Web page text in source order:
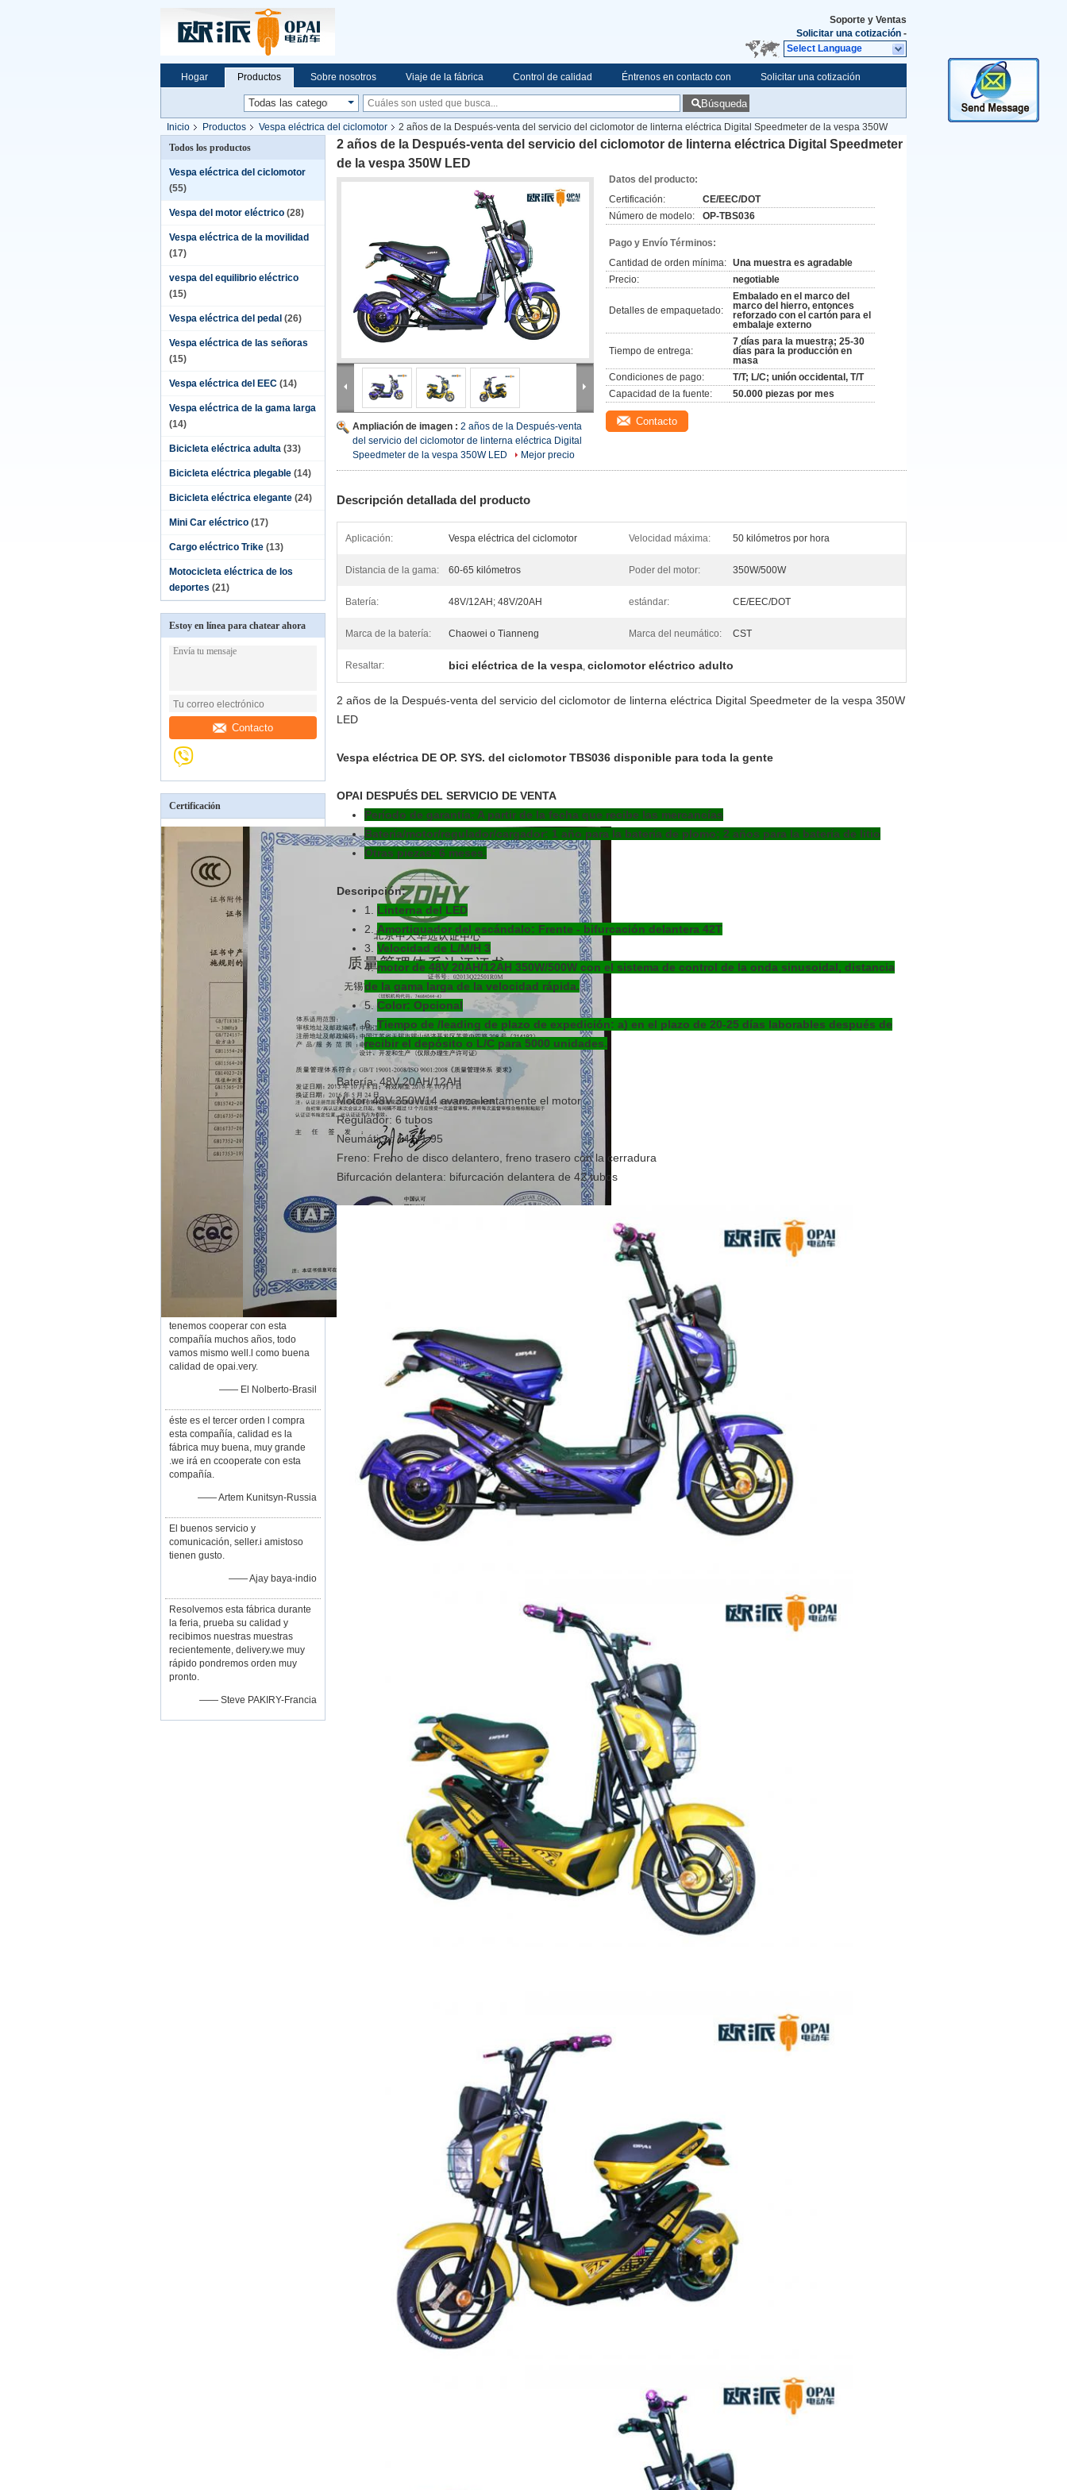
Soporte y Ventas
Solicitar una cotización -
Select Language
Hogar Productos Sobre nosotros Viaje de la fábrica Control de calidad Éntrenos en contacto con Solicitar una cotización
Búsqueda
Inicio Productos Vespa eléctrica del ciclomotor
2 años de la Después-venta del servicio del ciclomotor de linterna eléctrica Digital Speedmeter de la vespa 350W
LEDTodos los productos
Vespa eléctrica del ciclomotor
(55)
Vespa del motor eléctrico (28)
Vespa eléctrica de la movilidad
(17)
vespa del equilibrio eléctrico
(15)
Vespa eléctrica del pedal (26)
Vespa eléctrica de las señoras
(15)
Vespa eléctrica del EEC (14)
Vespa eléctrica de la gama larga
(14)
Bicicleta eléctrica adulta (33)
Bicicleta eléctrica plegable (14)
Bicicleta eléctrica elegante (24)
Mini Car eléctrico (17)
Cargo eléctrico Trike (13)
Motocicleta eléctrica de los
deportes (21)
Estoy en línea para chatear ahora
Contacto
Certificación
tenemos cooperar con esta
compañía muchos años, todo
vamos mismo well.l como buena
calidad de opai.very.
—— El Nolberto-Brasil
éste es el tercer orden l compra
esta compañía, calidad es la
fábrica muy buena, muy grande
.we irá en ccooperate con esta
compañía.
—— Artem Kunitsyn-Russia
El buenos servicio y
comunicación, seller.i amistoso
tienen gusto.
—— Ajay baya-indio
Resolvemos esta fábrica durante
la feria, prueba su calidad y
recibimos nuestras muestras
recientemente, delivery.we muy
rápido pondremos orden muy
pronto.
—— Steve PAKIRY-Francia
2 años de la Después-venta del servicio del ciclomotor de linterna eléctrica Digital Speedmeter
de la vespa 350W LED
Ampliación de imagen : 2 años de la Después-venta
del servicio del ciclomotor de linterna eléctrica Digital
Speedmeter de la vespa 350W LED
Mejor precio
Datos del producto:
Certificación:
CE/EEC/DOT
Número de modelo:
OP-TBS036
Pago y Envío Términos:
Cantidad de orden mínima: Una muestra es agradable
Precio:
negotiable
Detalles de empaquetado:
Embalado en el marco del
marco del hierro, entonces
reforzado con el cartón para el
embalaje externo
Tiempo de entrega:
7 días para la muestra; 25-30
días para la producción en
masa
Condiciones de pago:
T/T; L/C; unión occidental, T/T
Capacidad de la fuente:
50.000 piezas por mes
Contacto
Descripción detallada del producto
Aplicación: Vespa eléctrica del ciclomotor Velocidad máxima: 50 kilómetros por hora
Distancia de la gama: 60-65 kilómetros Poder del motor: 350W/500W
Batería: 48V/12AH; 48V/20AH estándar: CE/EEC/DOT
Marca de la batería: Chaowei o Tianneng Marca del neumático: CST
Resaltar: bici eléctrica de la vespa, ciclomotor eléctrico adulto
2 años de la Después-venta del servicio del ciclomotor de linterna eléctrica Digital Speedmeter de la vespa 350W
LED
Vespa eléctrica DE OP. SYS. del ciclomotor TBS036 disponible para toda la gente
OPAI DESPUÉS DEL SERVICIO DE VENTA
Período de garantía: A partir de la fecha que recibe las mercancías
Batería/motor/regulador/cargador: 1 año para la batería de plomo; 2 años para la batería de litio
Otras piezas: 6 meses.
Descripción:
1. Linterna del LED
2.Amortiguador del escándalo: Frente - bifurcación delantera 42T
3. Velocidad de L/M/H 3
4.motor de 48V 20AH/12AH 350W/500W con el sistema de control de la onda sinusoidal, distancia
de la gama larga de la velocidad rápida.
5.Color: Opcional
6.Tiempo de /leading de plazo de expedición: a) en el plazo de 20-25 días laborables después de
recibir el depósito o L/C para 5000 unidades.
Batería: 48V 20AH/12AH
Motor: 48V 350W14 avanza lentamente el motor
Regulador: 6 tubos
Neumático: 14" *1.95
Freno: Freno de disco delantero, freno trasero con la cerradura
Bifurcación delantera: bifurcación delantera de 42 tubos